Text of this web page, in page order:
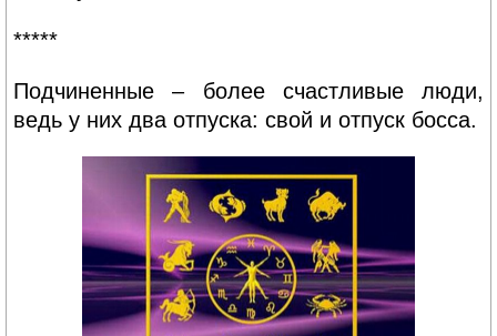
*****
Подчиненные – более счастливые люди,
ведь у них два отпуска: свой и отпуск босса.